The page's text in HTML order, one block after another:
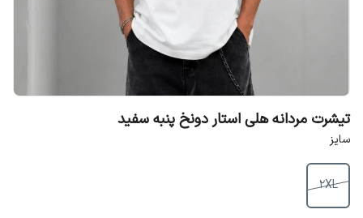
تیشرت مردانه هلی استار دونخ پنبه سفید
سایز
2XL